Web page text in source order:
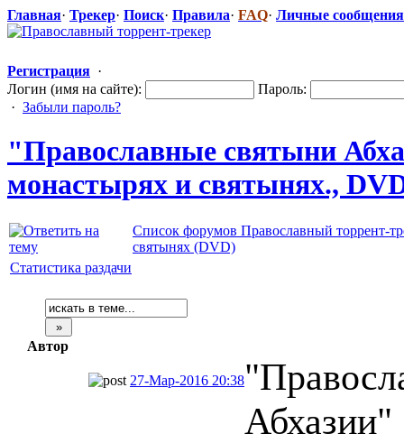
Главная· Трекер· Поиск· Правила· FAQ· Личные сообщения
Регистрация ·
Логин (имя на сайте):
Пароль:
· Забыли пароль?
"Правосл​авные святыни
монастырях и святынях.,
Список форумов Православный торрент-
святынях (DVD)
Статистика раздачи
Автор
27-Мар-2016 20:38
Абхазии"